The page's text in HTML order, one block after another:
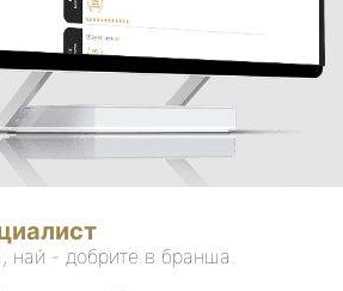
най - добрите в бранша.